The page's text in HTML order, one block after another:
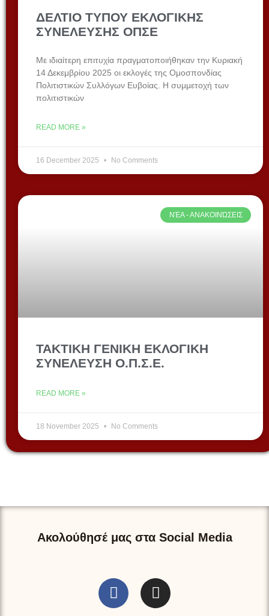
ΔΕΛΤΙΟ ΤΥΠΟΥ ΕΚΛΟΓΙΚΗΣ
ΣΥΝΕΛΕΥΣΗΣ ΟΠΣΕ
Με ιδιαίτερη επιτυχία πραγματοποιήθηκαν την Κυριακή
14 Δεκεμβρίου 2025 οι εκλογές της Ομοσπονδίας
Πολιτιστικών Συλλόγων Ευβοίας. Η συμμετοχή των
πολιτιστικών
READ MORE »
16 December 2025 No Comments
ΝΈΑ - ΑΝΑΚΟΙΝΏΣΕΙΣ
ΤΑΚΤΙΚΗ ΓΕΝΙΚΗ ΕΚΛΟΓΙΚΗ
ΣΥΝΕΛΕΥΣΗ Ο.Π.Σ.Ε.
READ MORE »
18 November 2025 No Comments
Ακολούθησέ μας στα Social Media
F
a
I
n